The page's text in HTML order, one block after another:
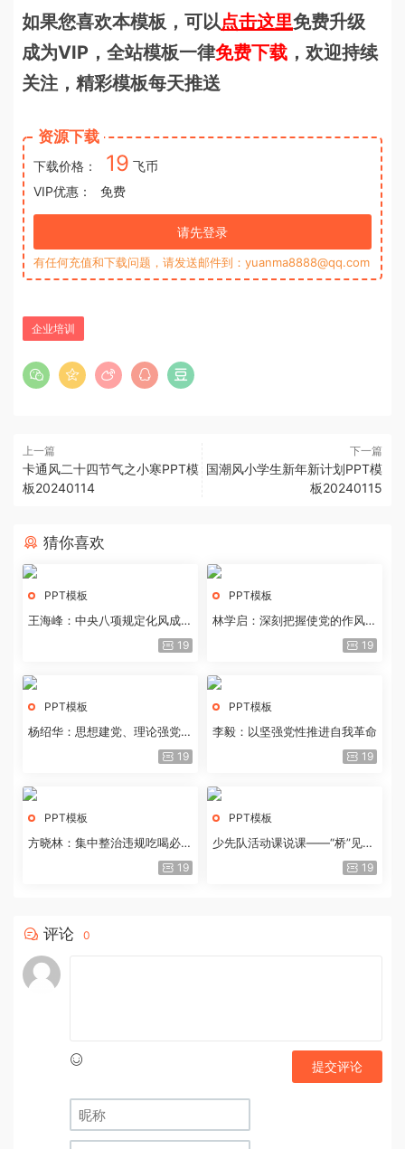
如果您喜欢本模板，可以点击这里免费升级
成为VIP，全站模板一律免费下载 ，欢迎持续
关注，精彩模板每天推送
资源下载
下载价格： 19 飞币
VIP优惠：
免费
请先登录
有任何充值和下载问题，请发送邮件到：yuanma8888@qq.com
企业培训
上一篇
卡通风二十四节气之小寒PPT模
板20240114
下一篇
国潮风小学生新年新计划PPT模
板20240115
猜你喜欢
PPT模板
王海峰：中央八项规定化风成俗
19
PPT模板
林学启：深刻把握使党的作风全
19
PPT模板
杨绍华：思想建党、理论强党的
19
PPT模板
李毅：以坚强党性推进自我革命
19
PPT模板
方晓林：集中整治违规吃喝必须
19
PPT模板
少先队活动课说课——“桥”见中
19
评论 0
提交评论